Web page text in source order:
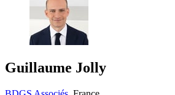
Guillaume Jolly